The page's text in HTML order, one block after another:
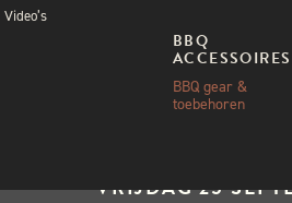
BBQ
ACCESSOIRES
BBQ gear &
toebehoren
Video’s
WORKSHOP
TECHNIEKEN
VRIJDAG 25